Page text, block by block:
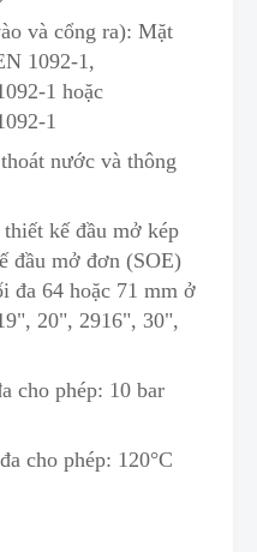
và cổng ra): Mặt
1092-1,
1 hoặc
1
nước và thông
kế đầu mở kép
đầu mở đơn (SOE)
đa 64 hoặc 71 mm ở
, 20", 2916", 30",
cho phép: 10 bar
cho phép: 120°C